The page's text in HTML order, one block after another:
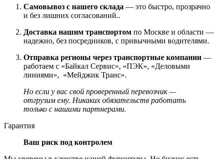
Самовывоз с нашего склада — это быстро, прозрачно
и без лишних согласований..
Доставка нашим транспортом по Москве и области —
надежно, без посредников, с привычными водителями.
Отправка регионы через транспортные компании —
работаем с «Байкал Сервис», «ПЭК», «Деловыми
линиями», «Мейджик Транс».
Но если у вас свой проверенный перевозчик —
отгрузим ему. Никаких обязательств работать
только с нашими партнерами.
Гарантия
Ваш риск под контролем